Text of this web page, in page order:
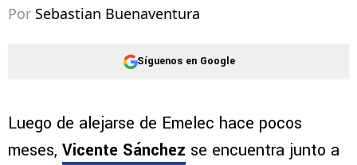
Por Sebastian Buenaventura
Síguenos en Google
Luego de alejarse de Emelec hace pocos
meses, Vicente Sánchez se encuentra junto a